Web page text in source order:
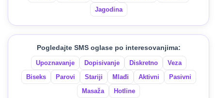
Jagodina
Pogledajte SMS oglase po interesovanjima:
Upoznavanje Dopisivanje Diskretno
Veza
Biseks
Parovi Stariji Mlađi Aktivni
Pasivni
Masaža
Hotline